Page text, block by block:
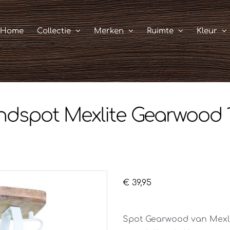
Home Collectie Merken Ruimte Kleur
Mexlite Gearwood
€ 39,95
Spot Gearwood van